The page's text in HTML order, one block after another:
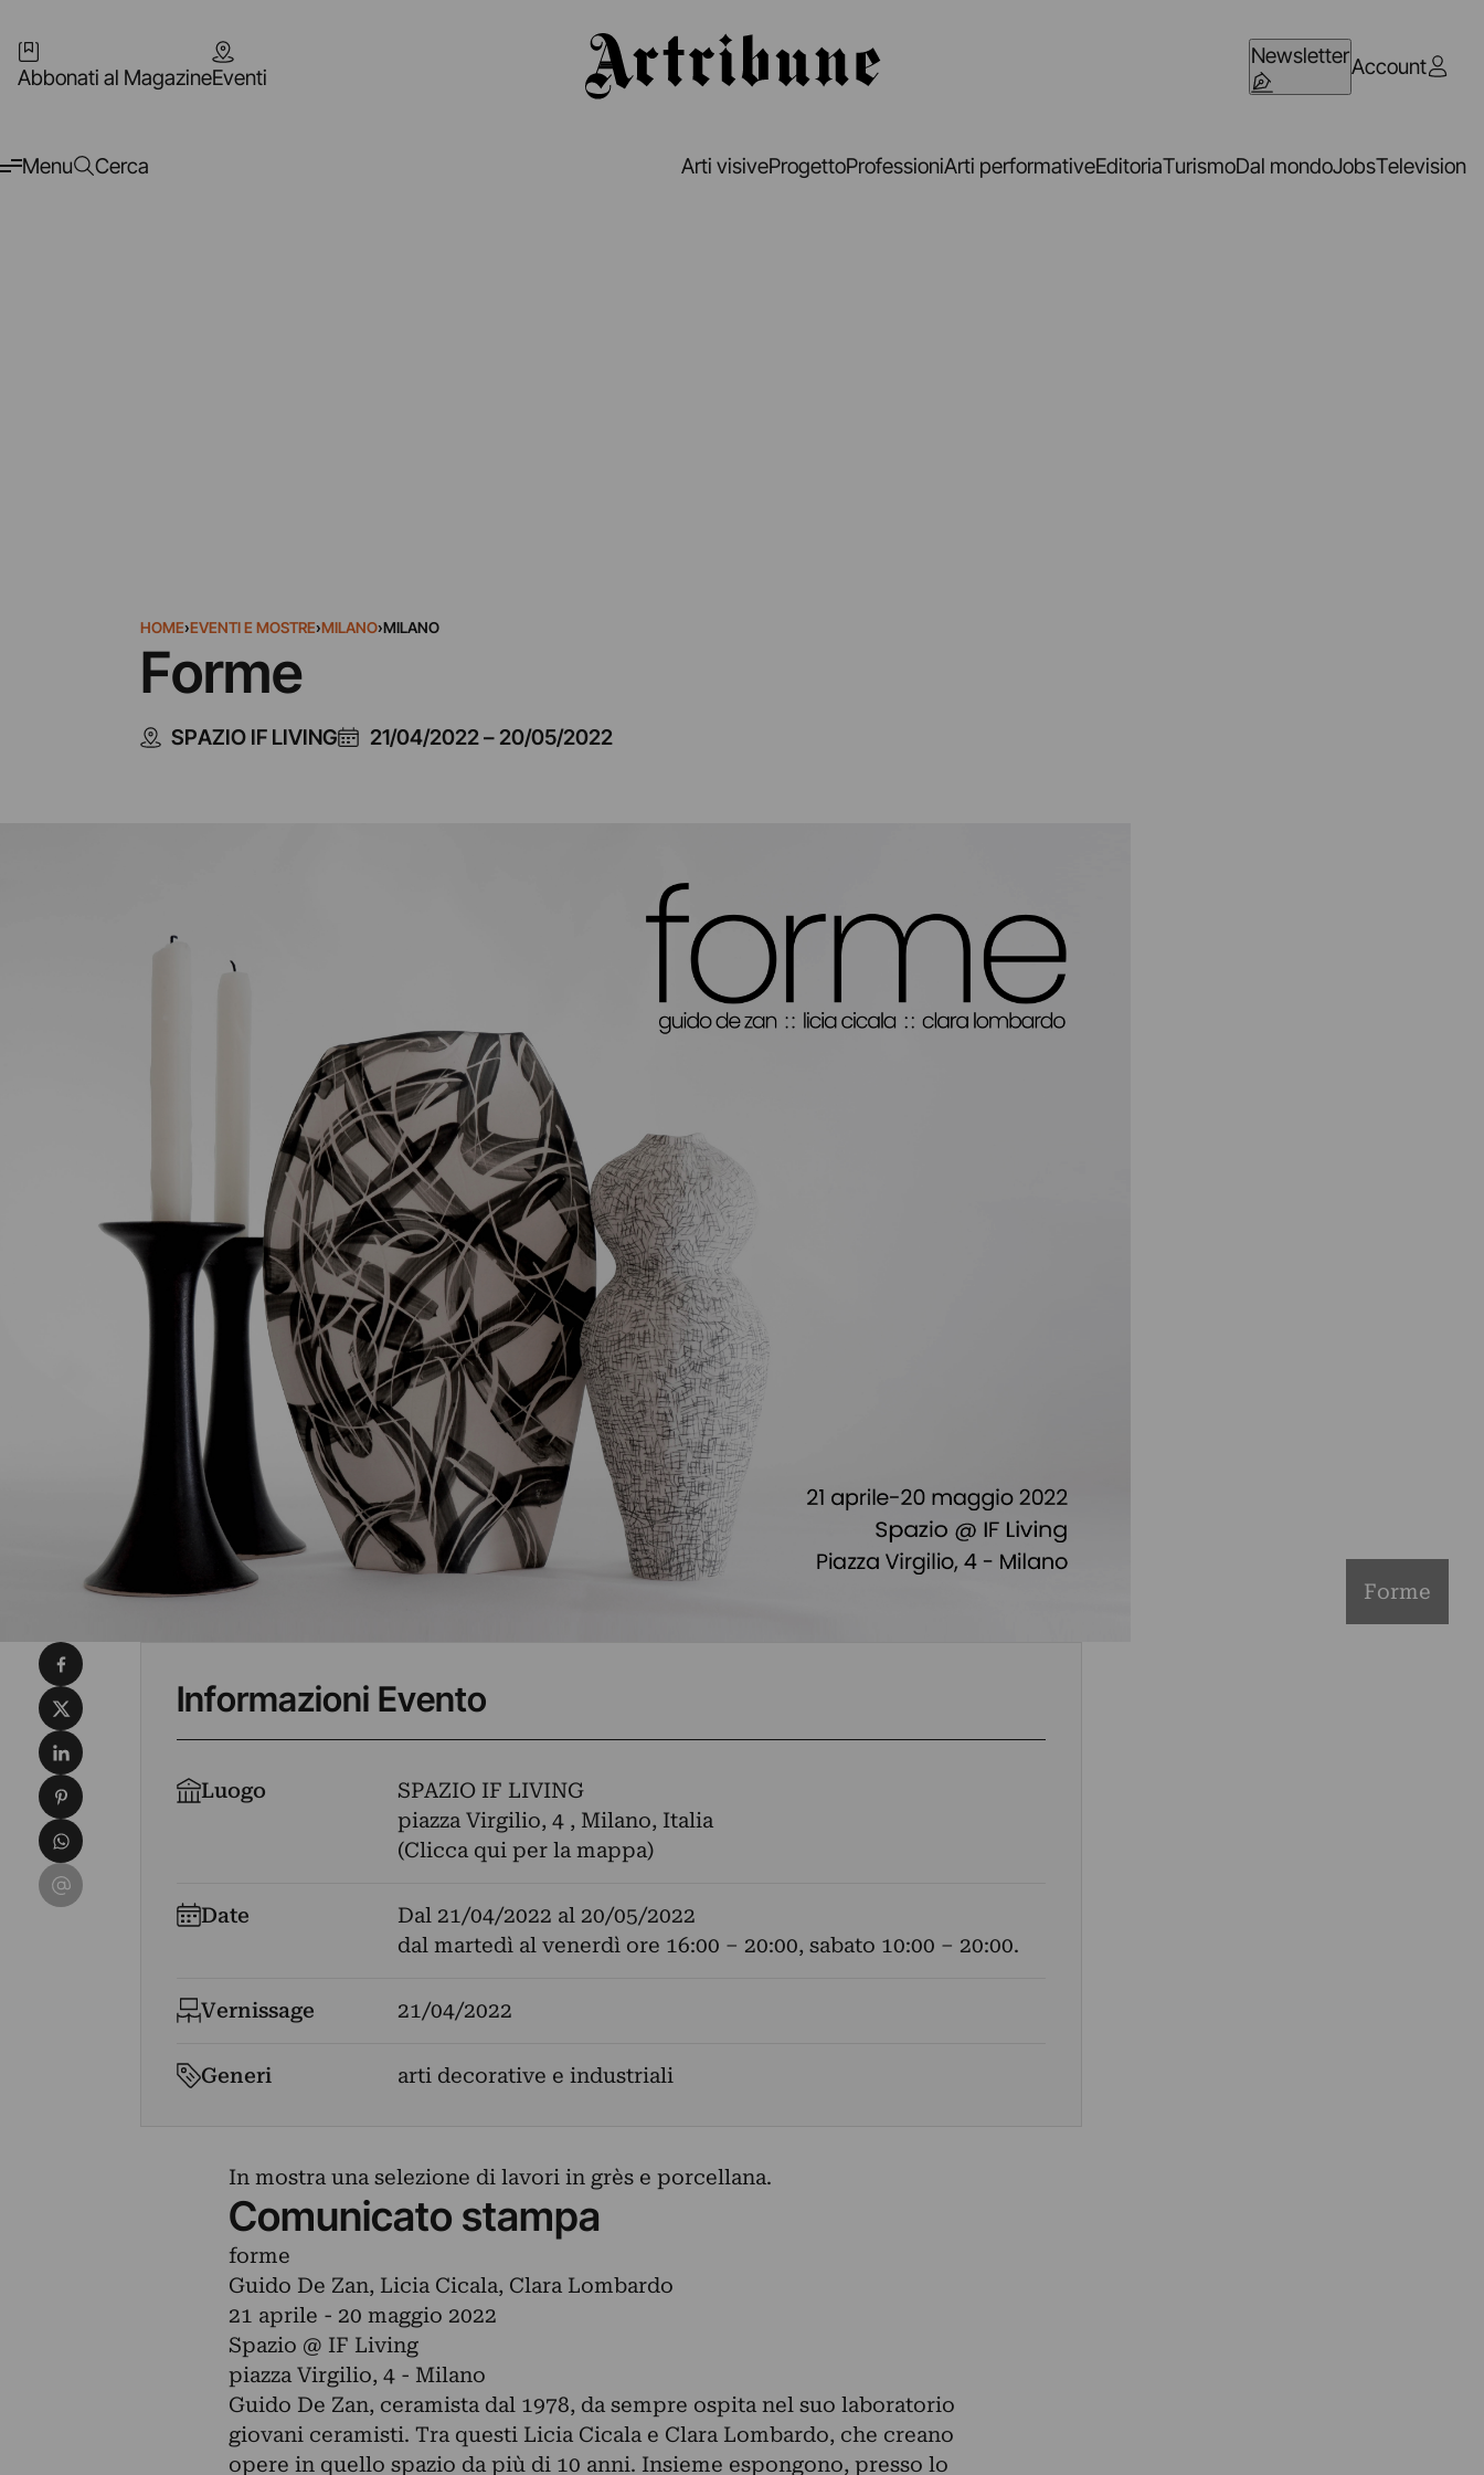
Abbonati al MagazineEventi
NewsletterAccount
Menu Cerca Arti visiveProgettoProfessioniArti performativeEditoriaTurismoDal mondoJobsTelevision
HOME›EVENTI E MOSTRE›MILANO›MILANO
Forme
SPAZIO IF LIVING 21/04/2022– 20/05/2022
Forme
Informazioni Evento
Luogo
SPAZIO IF LIVING
piazza Virgilio, 4 , Milano, Italia
(Clicca qui per la mappa)
Date Dal 21/04/2022 al 20/05/2022
dal martedì al venerdì ore 16:00 – 20:00, sabato 10:00 – 20:00.
Vernissage 21/04/2022
Generi arti decorative e industriali
In mostra una selezione di lavori in grès e porcellana.
Comunicato stampa
forme
Guido De Zan, Licia Cicala, Clara Lombardo
21 aprile - 20 maggio 2022
Spazio @ IF Living
piazza Virgilio, 4 - Milano
Guido De Zan, ceramista dal 1978, da sempre ospita nel suo laboratorio
giovani ceramisti. Tra questi Licia Cicala e Clara Lombardo, che creano
opere in quello spazio da più di 10 anni. Insieme espongono, presso lo
Condividi su Facebook
Condividi su X
Condividi su LinkedIn
Condividi su Pinterest
Condividi su WhatsApp
Condividi su Email